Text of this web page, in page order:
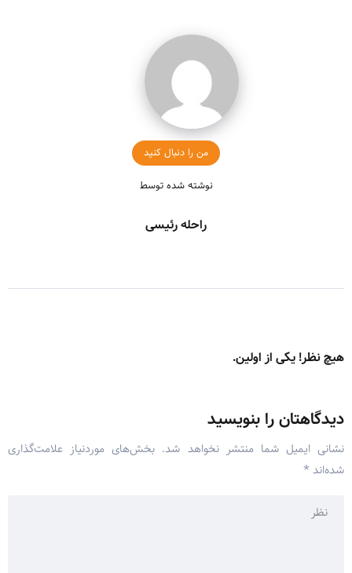
من را دنبال کنید
نوشته شده توسط
راحله رئیسی
هیچ نظر! یکی از اولین.
دیدگاهتان را بنویسید
نشانی ایمیل شما منتشر نخواهد شد. بخش‌های موردنیاز علامت‌گذاری
شده‌اند *